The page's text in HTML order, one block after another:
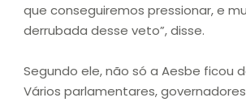
que conseguiremos pressionar, e
derrubada desse veto”, disse.
Segundo ele, não só a Aesbe ficou
Vários parlamentares,